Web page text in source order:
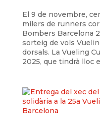
El 9 de novembre,
milers de runners
Bombers Barcelona
sorteig de vols
dorsals. La Vueling
2025, que tindrà lloc